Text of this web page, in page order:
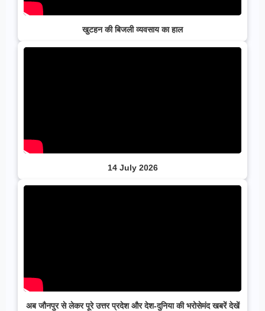
खुटहन की बिजली व्यवसाय का हाल
14 July 2026
अब जौनपुर से लेकर पूरे उत्तर प्रदेश और देश-दुनिया की भरोसेमंद खबरें देखें